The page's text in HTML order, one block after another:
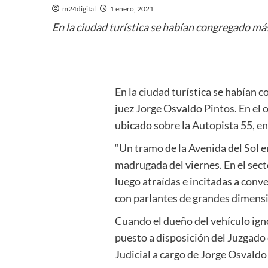
m24digital 1 enero, 2021
En la ciudad turística se habían congregado
En la ciudad turística se habían
juez Jorge Osvaldo Pintos. En
ubicado sobre la Autopista 55,
“Un tramo de la Avenida del Sol
madrugada del viernes. En el
luego atraídas e incitadas a
con parlantes de grandes
Cuando el dueño del vehículo
puesto a disposición del
Judicial a cargo de Jorge